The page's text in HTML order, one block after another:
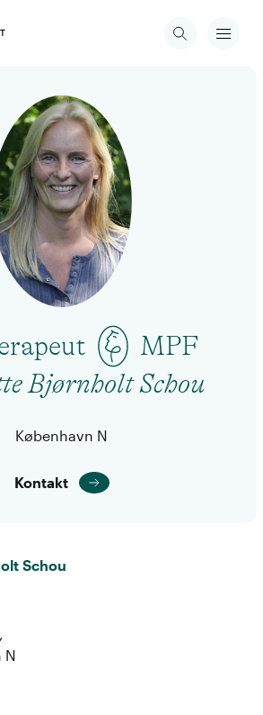
MPF
Bjørnholt Schou
København N
Kontakt
Schou
N